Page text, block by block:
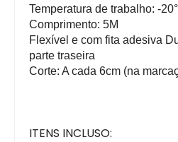
Temperatura de trabalho: -
Comprimento: 5M
Flexível e com fita adesiva
parte traseira
Corte: A cada 6cm (na
ITENS INCLUSO: